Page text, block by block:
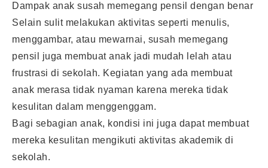
Dampak anak susah memegang pensil dengan benar
Selain sulit melakukan aktivitas seperti menulis,
menggambar, atau mewarnai, susah memegang
pensil juga membuat anak jadi mudah lelah atau
frustrasi di sekolah. Kegiatan yang ada membuat
anak merasa tidak nyaman karena mereka tidak
kesulitan dalam menggenggam.
Bagi sebagian anak, kondisi ini juga dapat membuat
mereka kesulitan mengikuti aktivitas akademik di
sekolah.